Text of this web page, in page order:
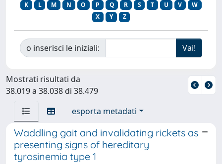
K
L M N O P Q R S T U V
W
X
Y Z
o inserisci le iniziali:
Mostrati risultati da
38.019 a 38.038 di 38.479
esporta metadati
Waddling gait and invalidating rickets as
presenting signs of hereditary
tyrosinemia type 1